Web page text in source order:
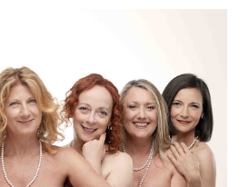
dove si esibirà per il secondo anno
avrà il piacere di applaudire i
Sea Youth Philharmonic per la quarta
nel 2008 da Kristjan Järvi (affiancato
di consulent...